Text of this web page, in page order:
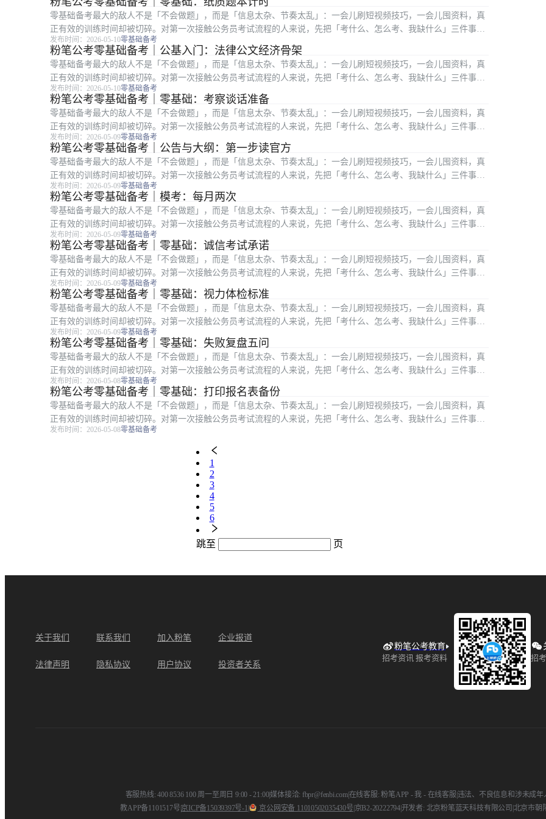
零基础备考最大的敌人不是「不会做题」，而是「信息太杂、节奏太乱」：一会儿刷短视频技巧，一会儿囤资料，真
正有效的训练时间却被切碎。对第一次接触公务员考试流程的人来说，先把「考什么、怎么考、我缺什么」三件事搞
清楚，比盲目报班更重要。仿真涂卡。 ...
发布时间：2026-05-10零基础备考
粉笔公考零基础备考｜公基入门：法律公文经济骨架
零基础备考最大的敌人不是「不会做题」，而是「信息太杂、节奏太乱」：一会儿刷短视频技巧，一会儿囤资料，真
正有效的训练时间却被切碎。对第一次接触公务员考试流程的人来说，先把「考什么、怎么考、我缺什么」三件事搞
清楚，比盲目报班更重要。再填时政科技...
发布时间：2026-05-10零基础备考
粉笔公考零基础备考｜零基础：考察谈话准备
零基础备考最大的敌人不是「不会做题」，而是「信息太杂、节奏太乱」：一会儿刷短视频技巧，一会儿囤资料，真
正有效的训练时间却被切碎。对第一次接触公务员考试流程的人来说，先把「考什么、怎么考、我缺什么」三件事搞
清楚，比盲目报班更重要。实事求是。 ...
发布时间：2026-05-09零基础备考
粉笔公考零基础备考｜公告与大纲：第一步读官方
零基础备考最大的敌人不是「不会做题」，而是「信息太杂、节奏太乱」：一会儿刷短视频技巧，一会儿囤资料，真
正有效的训练时间却被切碎。对第一次接触公务员考试流程的人来说，先把「考什么、怎么考、我缺什么」三件事搞
清楚，比盲目报班更重要。岗位表、科目...
发布时间：2026-05-09零基础备考
粉笔公考零基础备考｜模考：每月两次
零基础备考最大的敌人不是「不会做题」，而是「信息太杂、节奏太乱」：一会儿刷短视频技巧，一会儿囤资料，真
正有效的训练时间却被切碎。对第一次接触公务员考试流程的人来说，先把「考什么、怎么考、我缺什么」三件事搞
清楚，比盲目报班更重要。找节奏不找虐...
发布时间：2026-05-09零基础备考
粉笔公考零基础备考｜零基础：诚信考试承诺
零基础备考最大的敌人不是「不会做题」，而是「信息太杂、节奏太乱」：一会儿刷短视频技巧，一会儿囤资料，真
正有效的训练时间却被切碎。对第一次接触公务员考试流程的人来说，先把「考什么、怎么考、我缺什么」三件事搞
清楚，比盲目报班更重要。底线意识。 ...
发布时间：2026-05-09零基础备考
粉笔公考零基础备考｜零基础：视力体检标准
零基础备考最大的敌人不是「不会做题」，而是「信息太杂、节奏太乱」：一会儿刷短视频技巧，一会儿囤资料，真
正有效的训练时间却被切碎。对第一次接触公务员考试流程的人来说，先把「考什么、怎么考、我缺什么」三件事搞
清楚，比盲目报班更重要。提前了解。 ...
发布时间：2026-05-09零基础备考
粉笔公考零基础备考｜零基础：失败复盘五问
零基础备考最大的敌人不是「不会做题」，而是「信息太杂、节奏太乱」：一会儿刷短视频技巧，一会儿囤资料，真
正有效的训练时间却被切碎。对第一次接触公务员考试流程的人来说，先把「考什么、怎么考、我缺什么」三件事搞
清楚，比盲目报班更重要。目标方法时间...
发布时间：2026-05-08零基础备考
粉笔公考零基础备考｜零基础：打印报名表备份
零基础备考最大的敌人不是「不会做题」，而是「信息太杂、节奏太乱」：一会儿刷短视频技巧，一会儿囤资料，真
正有效的训练时间却被切碎。对第一次接触公务员考试流程的人来说，先把「考什么、怎么考、我缺什么」三件事搞
清楚，比盲目报班更重要。复审用。 建...
发布时间：2026-05-08零基础备考
1
2
3
4
5
6
跳至 页
关于我们 联系我们 加入粉笔 企业报道
法律声明 隐私协议 用户协议 投资者关系
粉笔公考教育
招考资讯 报考资料
招
客服热线: 400 8536 100 周一至周日 9:00 - 21:00|媒体接洽: fbpr@fenbi.com|在线客服: 粉笔APP - 我 - 在线客服|违法、不良信息和涉未成年
教APP备1101517号|京ICP备15039397号-1 | 京公网安备 11010502035430号|京B2-20222794|开发者: 北京粉笔蓝天科技有限公司 |北京市朝